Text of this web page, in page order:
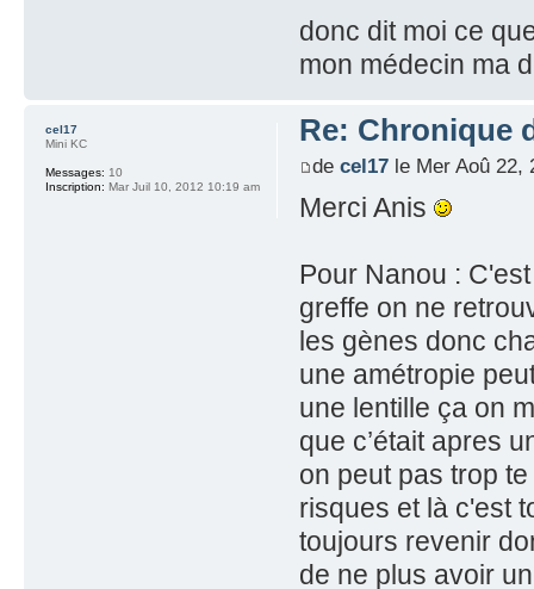
donc dit moi ce
mon médecin ma
Re: Chronique
de cel17le Mer Aoû 22,
Merci Anis
Pour Nanou :
greffe on ne
les gènes donc
une amétropie
une lentille ça on
que c’était apres
on peut pas trop
risques et là c'est
toujours revenir
de ne plus avoir
cel17
Mini KC
Messages: 10
Inscription: Mar Juil 10, 2012 10:19 am